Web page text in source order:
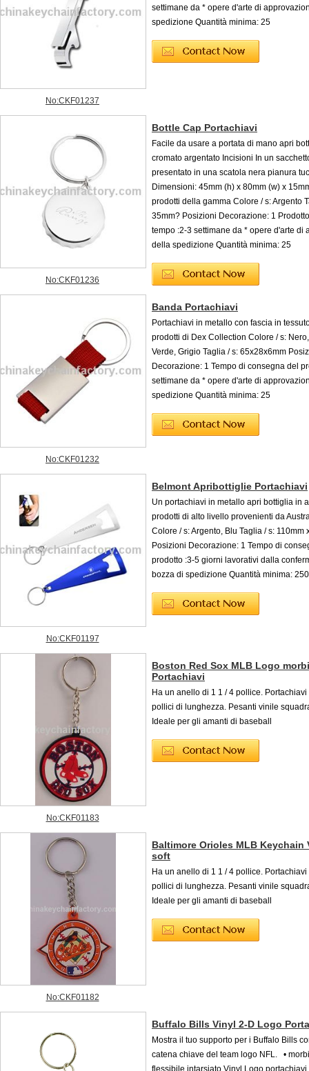
No:CKF01237
settimane da * opere d'arte di
spedizione Quantità minima: 25
No:CKF01236
Bottle Cap Portachiavi
Facile da usare a portata di mano apri
cromato argentato Incisioni In un
presentato in una scatola nera pianura
Dimensioni: 45mm (h) x 80mm (w) x
prodotti della gamma Colore / s: Argento
35mm? Posizioni Decorazione: 1
tempo :2-3 settimane da * opere d'arte di
della spedizione Quantità minima: 25
No:CKF01232
Banda Portachiavi
Portachiavi in metallo con fascia in
prodotti di Dex Collection Colore / s:
Verde, Grigio Taglia / s: 65x28x6mm
Decorazione: 1 Tempo di consegna del
settimane da * opere d'arte di
spedizione Quantità minima: 25
No:CKF01197
Belmont Apribottiglie Portachiavi
Un portachiavi in metallo apri bottiglia in
prodotti di alto livello provenienti da
Colore / s: Argento, Blu Taglia / s: 110mm
Posizioni Decorazione: 1 Tempo di
prodotto :3-5 giorni lavorativi dalla
bozza di spedizione Quantità minima: 250
No:CKF01183
Boston Red Sox MLB Logo
Portachiavi
Ha un anello di 1 1 / 4 pollice. Portachiavi
pollici di lunghezza. Pesanti vinile
Ideale per gli amanti di baseball
No:CKF01182
Baltimore Orioles MLB Keychain
soft
Ha un anello di 1 1 / 4 pollice. Portachiavi
pollici di lunghezza. Pesanti vinile
Ideale per gli amanti di baseball
Buffalo Bills Vinyl 2-D Logo
Mostra il tuo supporto per i Buffalo Bills
catena chiave del team logo NFL. •
flessibile intarsiato Vinyl Logo portachiavi